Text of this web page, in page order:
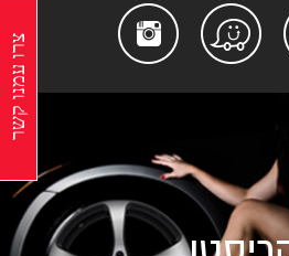
Waze
צרו עמנו קשר